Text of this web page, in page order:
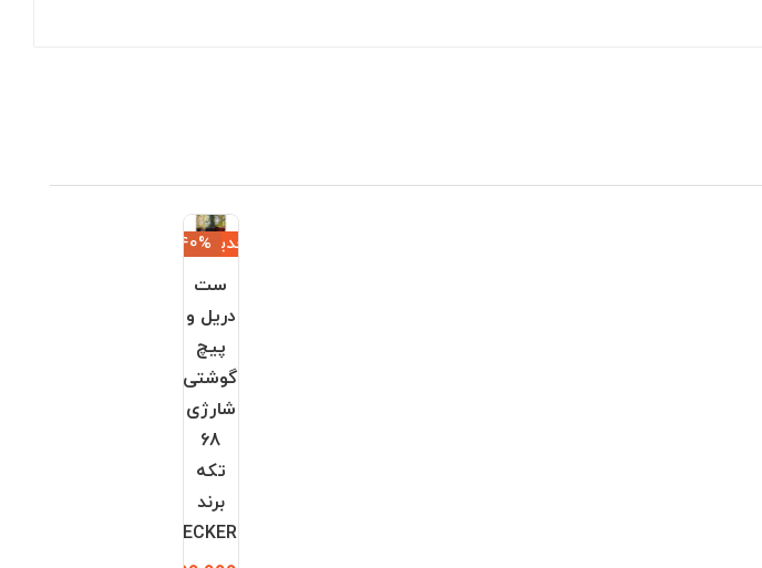
جدید‎−40%
ست
دریل و
پیچ
گوشتی
شارژی
68
تکه
برند
BLACK+DECKER